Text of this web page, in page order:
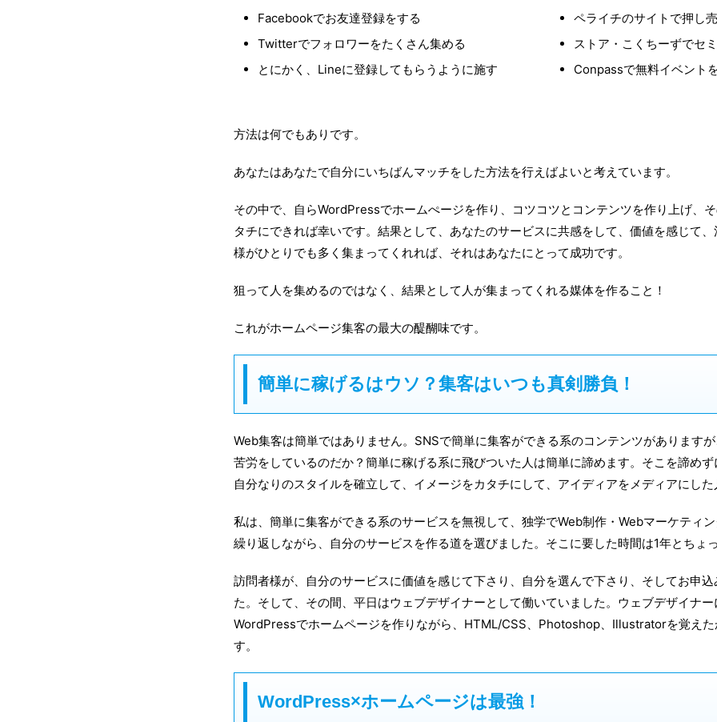
Facebookでお友達登録をする
Twitterでフォロワーをたくさん集める
とにかく、Lineに登録してもらうように施す
ペライチのサイトで押し
ストア・こくちーずでセ
Conpassで無料イベント
方法は何でもありです。
あなたはあなたで自分にいちばんマッチをした方法を行えばよいと考えています。
その中で、自らWordPressでホームぺージを作り、コツコツとコンテンツを作り上げ、
タチにできれば幸いです。結果として、あなたのサービスに共感をして、価値を感じて
様がひとりでも多く集まってくれれば、それはあなたにとって成功です。
狙って人を集めるのではなく、結果として人が集まってくれる媒体を作ること！
これがホームページ集客の最大の醍醐味です。
簡単に稼げるはウソ？集客はいつも真剣勝負！
Web集客は簡単ではありません。SNSで簡単に集客ができる系のコンテンツがあります
苦労をしているのだか？簡単に稼げる系に飛びついた人は簡単に諦めます。そこを諦めず
自分なりのスタイルを確立して、イメージをカタチにして、アイディアをメディアにした
私は、簡単に集客ができる系のサービスを無視して、独学でWeb制作・Webマーケティ
繰り返しながら、自分のサービスを作る道を選びました。そこに要した時間は1年とちょっ
訪問者様が、自分のサービスに価値を感じて下さり、自分を選んで下さり、そしてお申
た。そして、その間、平日はウェブデザイナーとして働いていました。ウェブデザイナー
WordPressでホームページを作りながら、HTML/CSS、Photoshop、Illustratorを覚え
す。
WordPress×ホームページは最強！